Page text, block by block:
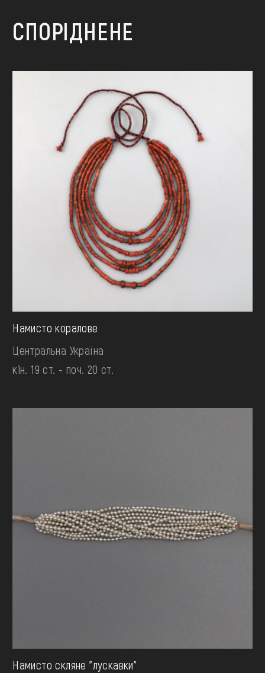
СПОРІДНЕНЕ
Намисто коралове
Центральна Україна
кін. 19 ст. - поч. 20 ст.
Намисто скляне "лускавки"